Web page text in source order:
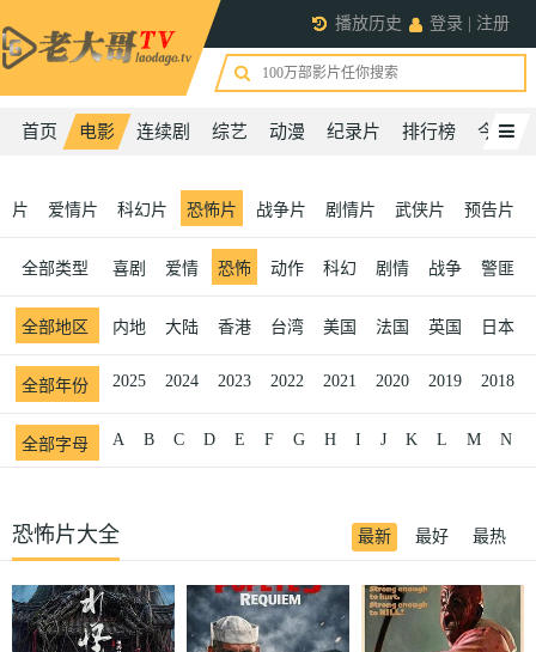
登录 注册
播放历史
首页 电影 连续剧 综艺 动漫 纪录片 排行榜 今日更
片 爱情片 科幻片 恐怖片 战争片 剧情片 武侠片 预告片
全部类型 喜剧 爱情 恐怖 动作 科幻 剧情 战争 警匪
全部地区 内地 大陆 香港 台湾 美国 法国 英国 日本
全部年份 2025 2024 2023 2022 2021 2020 2019 2018
全部字母 A B C D E F G H I J K L M N
恐怖片大全 最新 最好 最热